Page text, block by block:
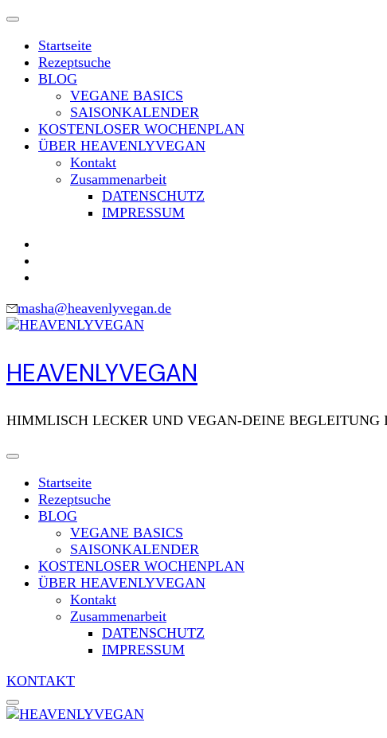
Skip
content
(Press
Enter)
Startseite
Rezeptsuche
BLOG
VEGANE BASICS
SAISONKALENDER
KOSTENLOSER WOCHENPLAN
ÜBER HEAVENLYVEGAN
Kontakt
Zusammenarbeit
DATENSCHUTZ
IMPRESSUM
masha@heavenlyvegan.de
HEAVENLYVEGAN
HIMMLISCH LECKER UND VEGAN-DEINE BEGLEITUNG
Startseite
Rezeptsuche
BLOG
VEGANE BASICS
SAISONKALENDER
KOSTENLOSER WOCHENPLAN
ÜBER HEAVENLYVEGAN
Kontakt
Zusammenarbeit
DATENSCHUTZ
IMPRESSUM
KONTAKT